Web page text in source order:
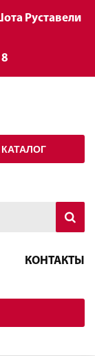
Руставели
КАТАЛОГ
КОНТАКТЫ